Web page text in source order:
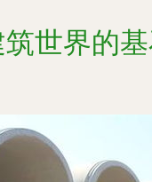
世界的